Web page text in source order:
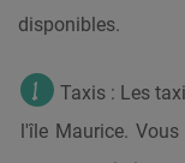
disponibles.
Taxis : Les
l'île Maurice.